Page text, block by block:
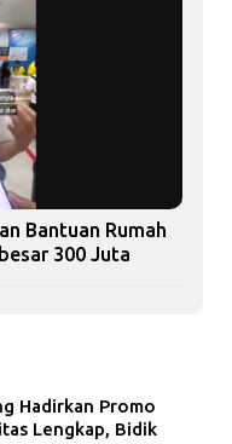
Bantuan Rumah
300 Juta
Hadirkan Promo
Lengkap, Bidik